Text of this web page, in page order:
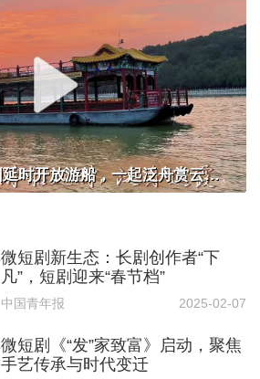
北京多家市属公园延时开放游船，一起泛舟赏云霞！
微短剧新生态：长剧创作者“下
凡”，短剧迎来“春节档”
中国青年报 2025-02-07
微短剧《“发”家致富》启动，聚焦
手艺传承与时代变迁